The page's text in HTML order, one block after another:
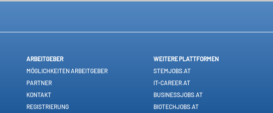
ARBEITGEBER
MÖGLICHKEITEN ARBEITGEBER
PARTNER
KONTAKT
REGISTRIERUNG
WEITERE PLATTFORMEN
STEMJOBS.AT
IT-CAREER.AT
BUSINESSJOBS.AT
BIOTECHJOBS.AT